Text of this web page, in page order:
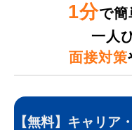
1分で
一人
面接対策
【無料】キャリア